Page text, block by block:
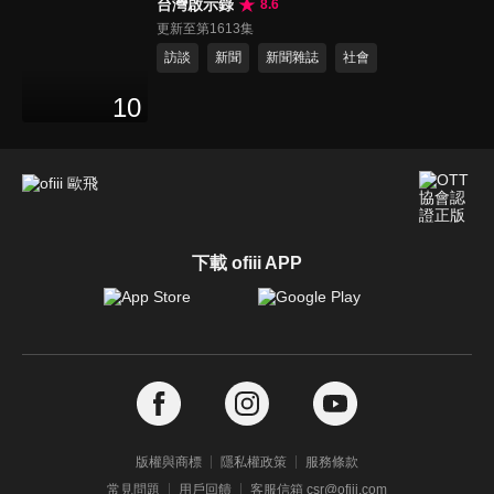
10
台灣啟示錄
8.6
更新至第1613集
訪談
新聞 新聞雜誌 社會
下載 ofiii APP
版權與商標 隱私權政策
服務條款
常見問題
用戶回饋 客服信箱 csr@ofiii.com